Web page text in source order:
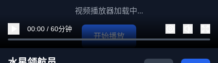
视频播放器加载中...
开始播放
00:00 / 60分钟